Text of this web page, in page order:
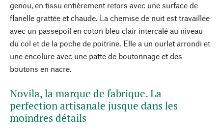
genou, en tissu entièrement retors avec une surface de
flanelle grattée et chaude. La chemise de nuit est travaillée
avec un passepoil en coton bleu clair intercalé au niveau
du col et de la poche de poitrine. Elle a un ourlet arrondi et
une encolure avec une patte de boutonnage et des
boutons en nacre.
Novila, la marque de fabrique. La
perfection artisanale jusque dans les
moindres détails